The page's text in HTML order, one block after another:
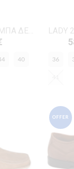
SOFTIES 6342 ΤΑΜΠΑ ΔΕΡΜΑ
40 36
OFFER